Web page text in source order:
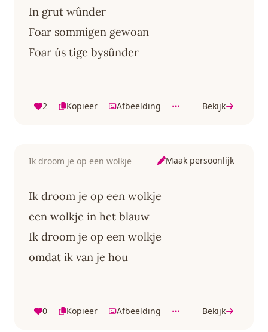
In grut wûnder
Foar sommigen gewoan
Foar ús tige bysûnder
2 Kopieer Afbeelding Bekijk
Ik droom je op een wolkje Maak persoonlijk
Ik droom je op een wolkje
een wolkje in het blauw
Ik droom je op een wolkje
omdat ik van je hou
0 Kopieer Afbeelding Bekijk